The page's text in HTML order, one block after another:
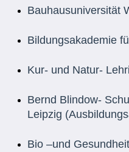
Bauhausuniversität
Bildungsakademie
Kur- und Natur-
Bernd Blindow-
Leipzig
Bio –und